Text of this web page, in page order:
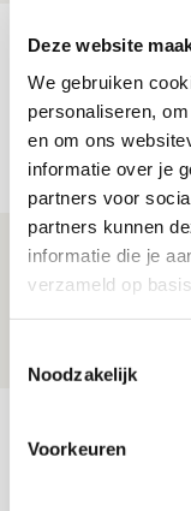
Deze website
We gebruiken
personaliseren,
en om ons
informatie over je
partners voor
partners kunnen
informatie die je
verzameld op
Noodzakelijk
Voorkeuren
Míchel geeft
spreekt over
aanwinsten
07 AUGUSTUS 2026 - 14:13
NIEUWS
Volop
Europees
07 AUGUSTUS 2026 - 09:00
AGENDA